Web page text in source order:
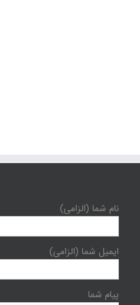
نام شما (الزامی)
ایمیل شما (الزامی)
پیام شما